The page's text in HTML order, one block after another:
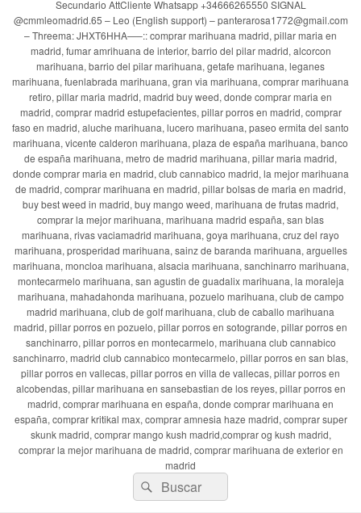
Secundario AttCliente Whatsapp +34666265550 SIGNAL
@cmmleomadrid.65 – Leo (English support) – panterarosa1772@gmail.com
– Threema: JHXT6HHA—–:: comprar marihuana madrid, pillar maria en
madrid, fumar amrihuana de interior, barrio del pilar madrid, alcorcon
marihuana, barrio del pilar marihuana, getafe marihuana, leganes
marihuana, fuenlabrada marihuana, gran via marihuana, comprar marihuana
retiro, pillar maria madrid, madrid buy weed, donde comprar maria en
madrid, comprar madrid estupefacientes, pillar porros en madrid, comprar
faso en madrid, aluche marihuana, lucero marihuana, paseo ermita del santo
marihuana, vicente calderon marihuana, plaza de españa marihuana, banco
de españa marihuana, metro de madrid marihuana, pillar maria madrid,
donde comprar maria en madrid, club cannabico madrid, la mejor marihuana
de madrid, comprar marihuana en madrid, pillar bolsas de maria en madrid,
buy best weed in madrid, buy mango weed, marihuana de frutas madrid,
comprar la mejor marihuana, marihuana madrid españa, san blas
marihuana, rivas vaciamadrid marihuana, goya marihuana, cruz del rayo
marihuana, prosperidad marihuana, sainz de baranda marihuana, arguelles
marihuana, moncloa marihuana, alsacia marihuana, sanchinarro marihuana,
montecarmelo marihuana, san agustin de guadalix marihuana, la moraleja
marihuana, mahadahonda marihuana, pozuelo marihuana, club de campo
madrid marihuana, club de golf marihuana, club de caballo marihuana
madrid, pillar porros en pozuelo, pillar porros en sotogrande, pillar porros en
sanchinarro, pillar porros en montecarmelo, marihuana club cannabico
sanchinarro, madrid club cannabico montecarmelo, pillar porros en san blas,
pillar porros en vallecas, pillar porros en villa de vallecas, pillar porros en
alcobendas, pillar marihuana en sansebastian de los reyes, pillar porros en
madrid, comprar marihuana en españa, donde comprar marihuana en
españa, comprar kritikal max, comprar amnesia haze madrid, comprar super
skunk madrid, comprar mango kush madrid,comprar og kush madrid,
comprar la mejor marihuana de madrid, comprar marihuana de exterior en
madrid
Buscar
por:
Buscar